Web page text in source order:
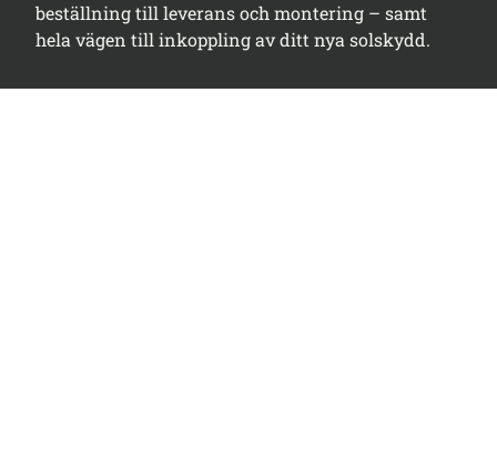
beställning till leverans och montering – samt
hela vägen till inkoppling av ditt nya solskydd.